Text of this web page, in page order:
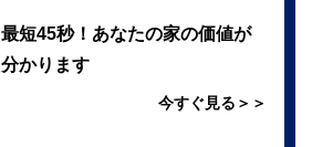
最短45秒！あなたの家の価値が
分かります
今すぐ見る＞＞